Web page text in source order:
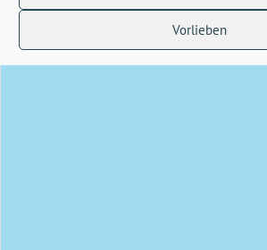
Vorlieben